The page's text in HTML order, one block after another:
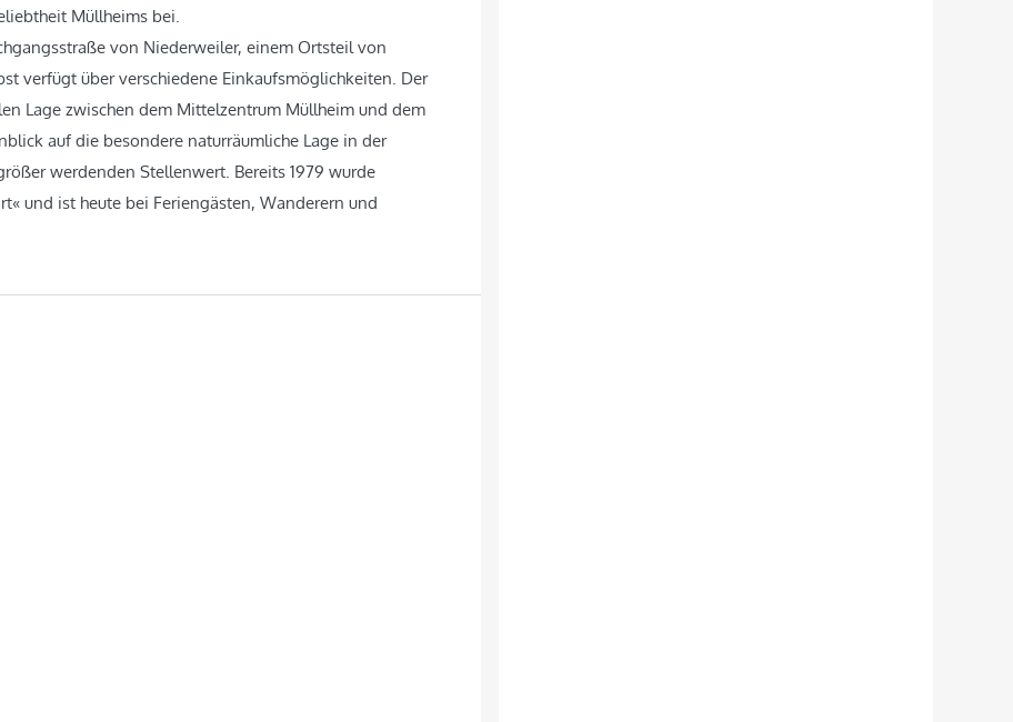
Müllheims bei.
von Niederweiler, einem Ortsteil von
verfügt über verschiedene Einkaufsmöglichkeiten. Der
Lage zwischen dem Mittelzentrum Müllheim und dem
auf die besondere naturräumliche Lage in der
werdenden Stellenwert. Bereits 1979 wurde
und ist heute bei Feriengästen, Wanderern und